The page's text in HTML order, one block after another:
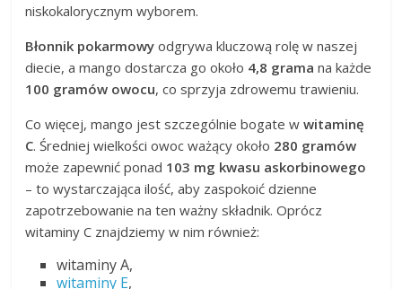
niskokalorycznym wyborem.
Błonnik pokarmowy odgrywa kluczową rolę w naszej
diecie, a mango dostarcza go około 4,8 grama na każde
100 gramów owocu, co sprzyja zdrowemu trawieniu.
Co więcej, mango jest szczególnie bogate wwitaminę
C. Średniej wielkości owoc ważący około 280 gramów
może zapewnić ponad 103 mg kwasu askorbinowego
– to wystarczająca ilość, aby zaspokoić dzienne
zapotrzebowanie na ten ważny składnik. Oprócz
witaminy C znajdziemy w nim również:
witaminy A,
witaminy E,